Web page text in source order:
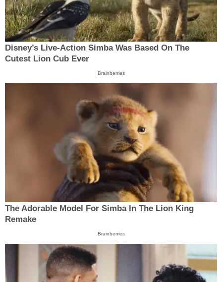
Disney’s Live-Action Simba Was Based On The
Cutest Lion Cub Ever
Brainberries
The Adorable Model For Simba In The Lion King
Remake
Brainberries